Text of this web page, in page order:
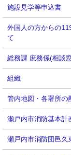
施設見学等申込書
外国人の方からの
て
総務課 庶務係(相談
組織
管内地図・各署所の
瀬戸内市消防基本計
瀬戸内市消防団邑久